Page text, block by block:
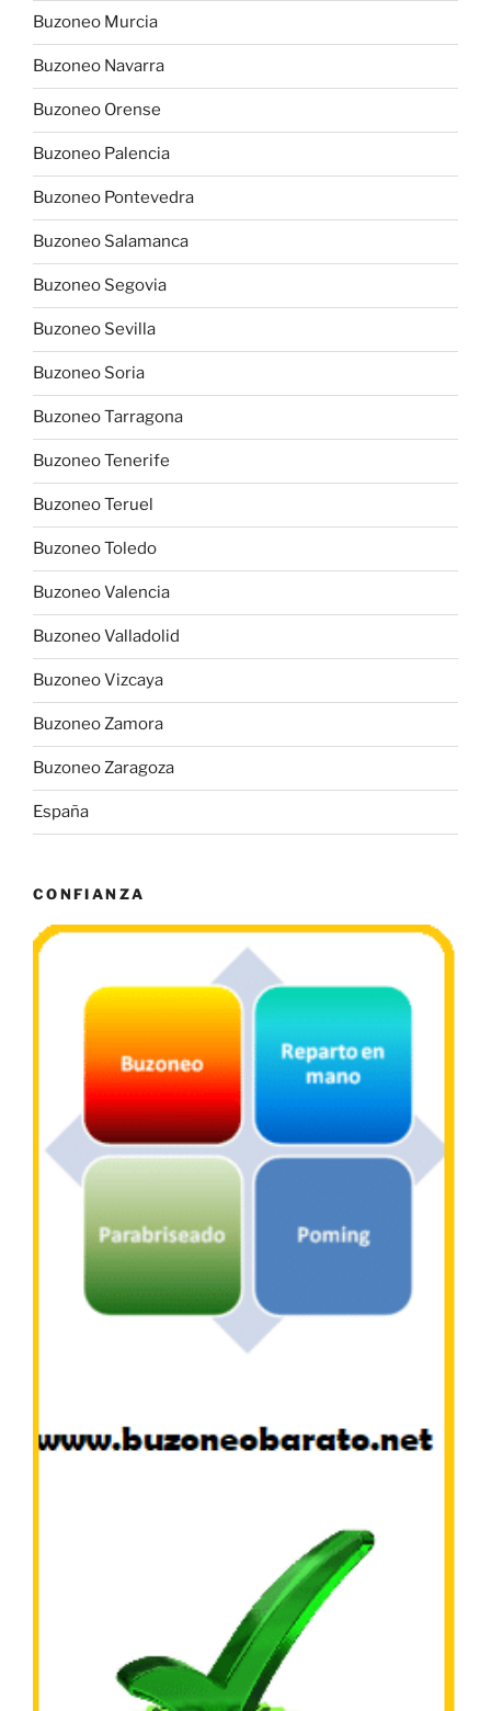
Buzoneo Murcia
Buzoneo Navarra
Buzoneo Orense
Buzoneo Palencia
Buzoneo Pontevedra
Buzoneo Salamanca
Buzoneo Segovia
Buzoneo Sevilla
Buzoneo Soria
Buzoneo Tarragona
Buzoneo Tenerife
Buzoneo Teruel
Buzoneo Toledo
Buzoneo Valencia
Buzoneo Valladolid
Buzoneo Vizcaya
Buzoneo Zamora
Buzoneo Zaragoza
España
CONFIANZA